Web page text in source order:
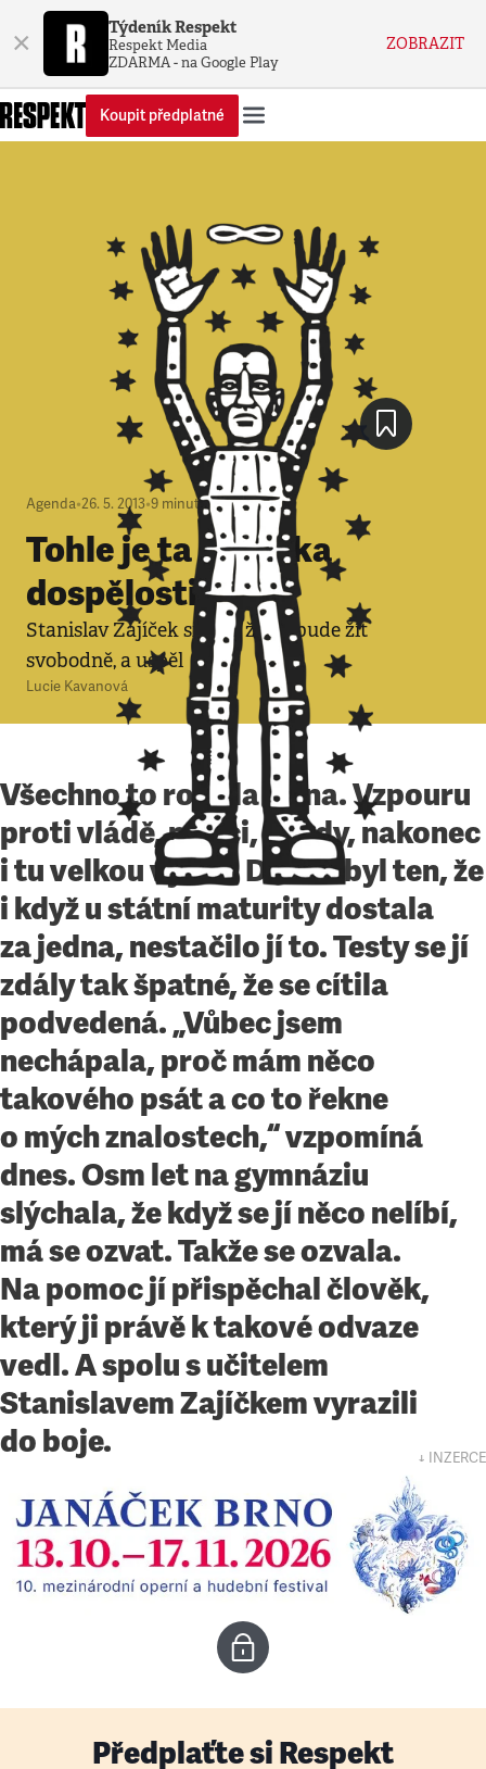
× Týdeník Respekt
Respekt Media
ZDARMA - na Google Play
ZOBRAZIT
Koupit předplatné
Agenda•26. 5. 2013•9 minut
Tohle je ta zkouška
dospělosti?
Stanislav Zajíček si řekl, že už bude žít
svobodně, a uspěl
Lucie Kavanová
Všechno to rozjela Dana. Vzpouru
proti vládě, petici, soudy, nakonec
i tu velkou výhru. Důvod byl ten, že
i když u státní maturity dostala
za jedna, nestačilo jí to. Testy se jí
zdály tak špatné, že se cítila
podvedená. „Vůbec jsem
nechápala, proč mám něco
takového psát a co to řekne
o mých znalostech,“ vzpomíná
dnes. Osm let na gymnáziu
slýchala, že když se jí něco nelíbí,
má se ozvat. Takže se ozvala.
Na pomoc jí přispěchal člověk,
který ji právě k takové odvaze
vedl. A spolu s učitelem
Stanislavem Zajíčkem vyrazili
do boje.
↓ INZERCE
Předplaťte si Respekt